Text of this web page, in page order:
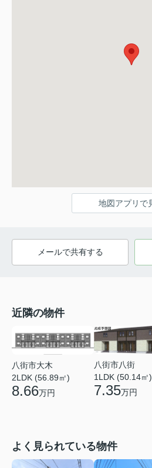
地図アプリで
メールで共有する
近隣の物件
八街市大木
2LDK (56.89㎡)
8.66万円
八街市八街
1LDK (50.14㎡)
7.35万円
よく見られている物件